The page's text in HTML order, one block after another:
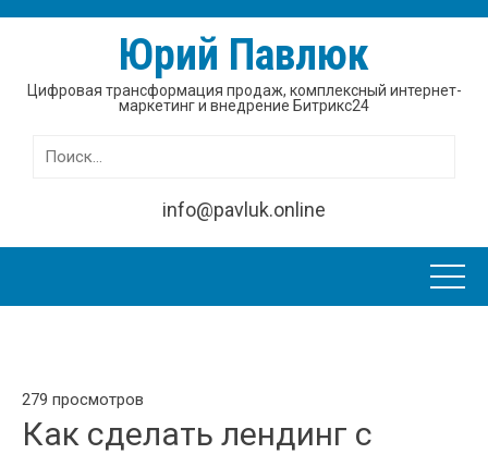
Юрий Павлюк
Цифровая трансформация продаж, комплексный интернет-
маркетинг и внедрение Битрикс24
Найти:
info@pavluk.online
279 просмотров
Как сделать лендинг с